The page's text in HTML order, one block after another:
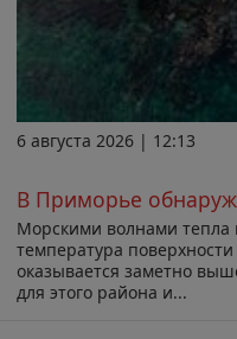
6 августа 2026 | 12:13
В Приморье
Морскими волнами тепла
температура
оказывается заметно
для этого района и...